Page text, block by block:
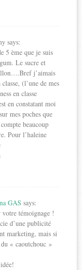
says:
5 ème que je suis
Le sucre et
j’aimais
(l’une de mes
en classe
en constatant moi
mes poches que
beaucoup
Pour l’haleine
GAS says:
témoignage !
d’une publicité
marketing, mais si
« caoutchouc »